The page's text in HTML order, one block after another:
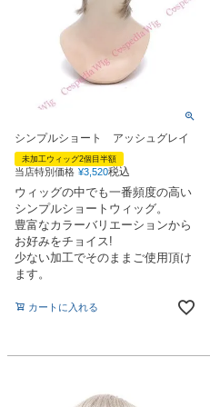
シンプルショート アッシュグレイ
未加工ウィッグ2個目半額
当店特別価格 ¥3,520税込
ウィッグの中でも一番頻度の高い
シンプルショートウィッグ。
豊富なカラーバリエーションから
お好みをチョイス!
少ない加工でそのままご使用頂け
ます。
カートに入れる